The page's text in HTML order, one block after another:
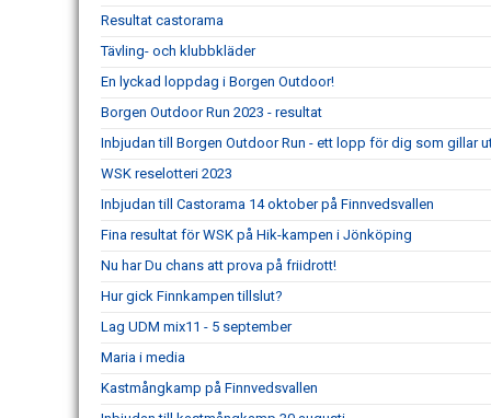
Resultat castorama
Tävling- och klubbkläder
En lyckad loppdag i Borgen Outdoor!
Borgen Outdoor Run 2023 - resultat
Inbjudan till Borgen Outdoor Run - ett lopp för dig som gillar
WSK reselotteri 2023
Inbjudan till Castorama 14 oktober på Finnvedsvallen
Fina resultat för WSK på Hik-kampen i Jönköping
Nu har Du chans att prova på friidrott!
Hur gick Finnkampen tillslut?
Lag UDM mix11 - 5 september
Maria i media
Kastmångkamp på Finnvedsvallen